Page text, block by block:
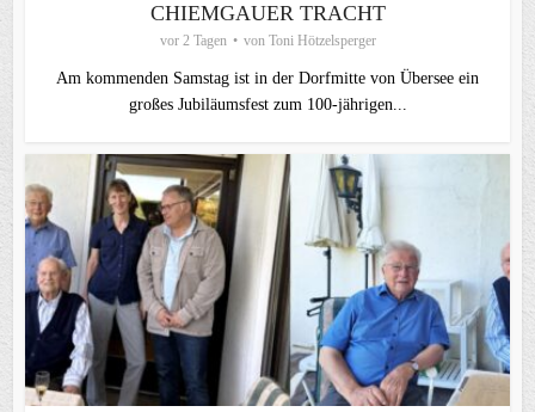
CHIEMGAUER TRACHT
vor 2 Tagen von Toni Hötzelsperger
Am kommenden Samstag ist in der Dorfmitte von Übersee ein
großes Jubiläumsfest zum 100-jährigen...